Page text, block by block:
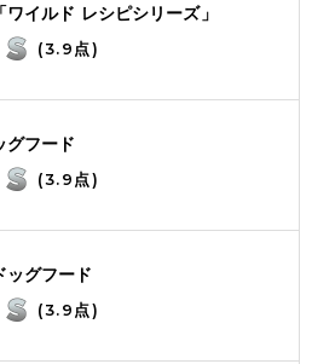
イルド レシピシリーズ」
(3.9点)
グフード
(3.9点)
ッグフード
(3.9点)